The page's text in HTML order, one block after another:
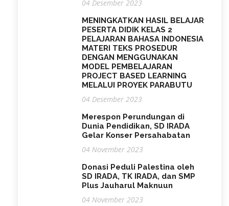
04 Desember 2023
MENINGKATKAN HASIL BELAJAR
PESERTA DIDIK KELAS 2
PELAJARAN BAHASA INDONESIA
MATERI TEKS PROSEDUR
DENGAN MENGGUNAKAN
MODEL PEMBELAJARAN
PROJECT BASED LEARNING
MELALUI PROYEK PARABUTU
04 Desember 2023
Merespon Perundungan di
Dunia Pendidikan, SD IRADA
Gelar Konser Persahabatan
04 November 2023
Donasi Peduli Palestina oleh
SD IRADA, TK IRADA, dan SMP
Plus Jauharul Maknuun
04 November 2023